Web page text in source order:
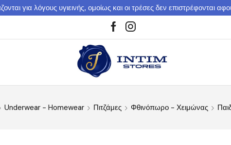
για λόγους υγιεινής, ομοίως και οι τρέσες δεν επιστρέφονται
Underwear - Homewear Πιτζάμες Φθινόπωρο - Χειμώνας